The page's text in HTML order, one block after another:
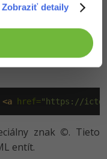
Zobraziť detaily
o copyrighte, rok
weboch býva
navigáciu, aj keď
do nej
<a href="https://
znak ©. Tieto
entít.